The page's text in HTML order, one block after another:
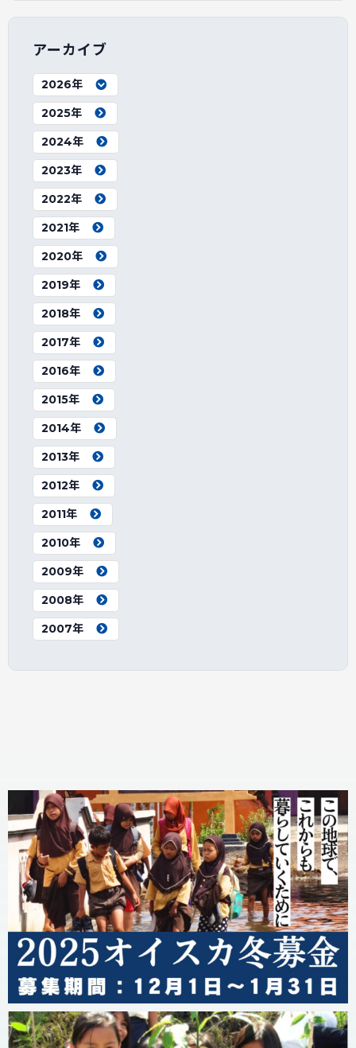
アーカイブ
2026年
2025年
2024年
2023年
2022年
2021年
2020年
2019年
2018年
2017年
2016年
2015年
2014年
2013年
2012年
2011年
2010年
2009年
2008年
2007年